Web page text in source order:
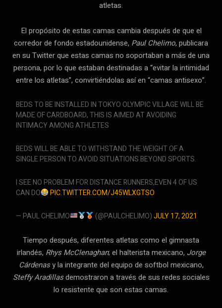
atletas.
El propósito de estas camas cambia después de que el
corredor de fondo estadounidense, Paul Chelimo, publicara
en su Twitter que estas camas no soportaban a más de una
persona, por lo que estaban destinadas a “evitar la intimidad
entre los atletas”, convirtiéndolas así en “camas antisexo”.
BEDS TO BE INSTALLED IN TOKYO OLYMPIC VILLAGE WILL BE
MADE OF CARDBOARD, THIS IS AIMED AT AVOIDING
INTIMACY AMONG ATHLETES
BEDS WILL BE ABLE TO WITHSTAND THE WEIGHT OF A
SINGLE PERSON TO AVOID SITUATIONS BEYOND SPORTS.
I SEE NO PROBLEM FOR DISTANCE RUNNERS,EVEN 4 OF US
CAN DO
PIC.TWITTER.COM/J45WLXGTSO
— PAUL CHELIMO (@PAULCHELIMO)JULY 17, 2021
Tiempo después, diferentes atletas como el gimnasta
irlandés, Rhys McClenaghan; el halterista mexicano, Jorge
Cárdenasy la integrante del equipo de softbol mexicano,
Steffy Aradillasdemostraron a través de sus redes sociales
lo resistente que son estas camas.